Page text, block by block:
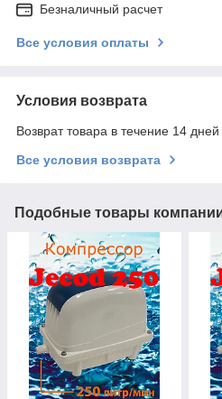
Безналичный расчет
Все условия оплаты
Условия возврата
Возврат товара в течение 14
Все условия возврата
Подобные товары